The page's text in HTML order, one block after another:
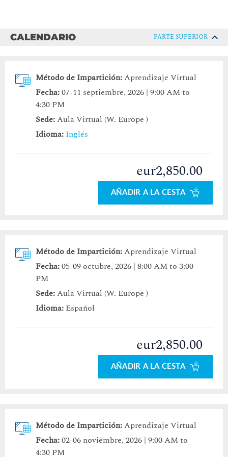
CALENDARIO PARTE SUPERIOR
Método de Impartición:Aprendizaje Virtual
Fecha:07-11 septiembre, 2026 | 9:00 AM to
4:30 PM
Sede:Aula Virtual (W. Europe )
Idioma: Inglés
eur2,850.00
AÑADIR A LA CESTA
Método de Impartición:Aprendizaje Virtual
Fecha:05-09 octubre, 2026 | 8:00 AM to 3:00
PM
Sede:Aula Virtual (W. Europe )
Idioma: Español
eur2,850.00
AÑADIR A LA CESTA
Método de Impartición:Aprendizaje Virtual
Fecha:02-06 noviembre, 2026 | 9:00 AM to
4:30 PM